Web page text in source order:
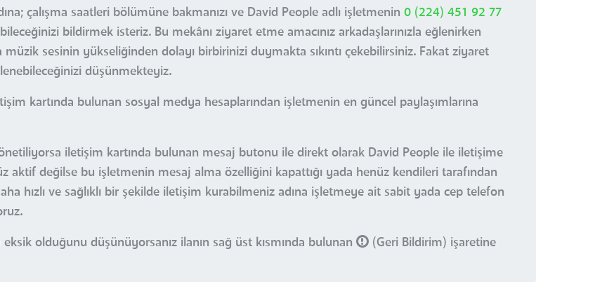
çalışma saatleri bölümüne bakmanızı ve David People adlı işletmenin 0 (224) 451 92 77
bildirmek isteriz. Bu mekânı ziyaret etme amacınız arkadaşlarınızla eğlenirken
sesinin yükseliğinden dolayı birbirinizi duymakta sıkıntı çekebilirsiniz. Fakat ziyaret
düşünmekteyiz.
kartında bulunan sosyal medya hesaplarından işletmenin en güncel paylaşımlarına
iletişim kartında bulunan mesaj butonu ile direkt olarak David People ile iletişime
aktif değilse bu işletmenin mesaj alma özelliğini kapattığı yada henüz kendileri tarafından
hızlı ve sağlıklı bir şekilde iletişim kurabilmeniz adına işletmeye ait sabit yada cep telefon
olduğunu düşünüyorsanız ilanın sağ üst kısmında bulunan
(Geri Bildirim) işaretine